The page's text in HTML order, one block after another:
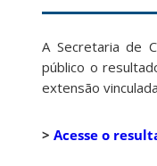
A Secretaria de
público o
extensão
> Acesse o